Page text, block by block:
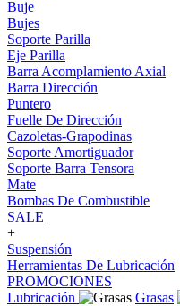
Buje
Bujes
Soporte Parilla
Eje Parilla
Barra Acomplamiento Axial
Barra Dirección
Puntero
Fuelle De Dirección
Cazoletas-Grapodinas
Soporte Amortiguador
Soporte Barra Tensora
Mate
Bombas De Combustible
SALE
+
Suspensión
Herramientas De Lubricación
PROMOCIONES
Lubricación
Grasas